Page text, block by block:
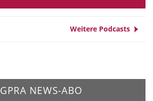
Weitere Podcasts
GPRA NEWS-ABO